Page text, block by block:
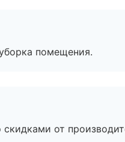
помещения.
от